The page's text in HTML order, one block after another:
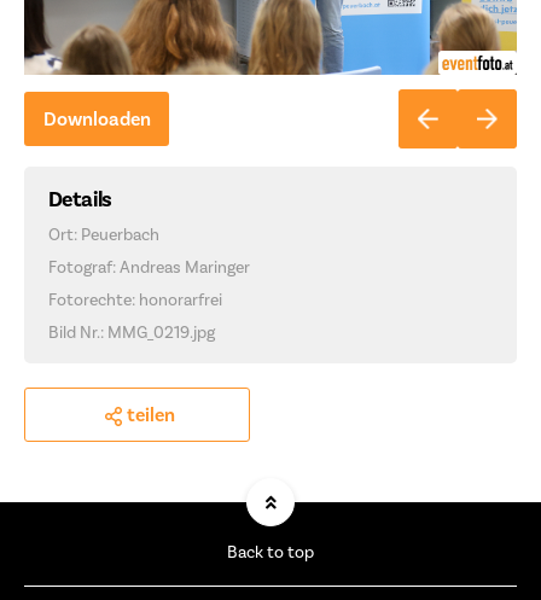
Downloaden
Details
Ort: Peuerbach
Fotograf: Andreas Maringer
Fotorechte: honorarfrei
Bild Nr.: MMG_0219.jpg
teilen
Back to top